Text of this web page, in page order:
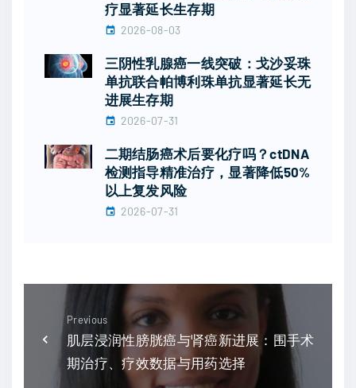
疗显著延长生存期
2026-08-03
三阴性乳腺癌一线突破：戈沙妥珠
单抗联合帕博利珠单抗显著延长无
进展生存期
2026-07-31
二期结肠癌术后要化疗吗？ctDNA
检测指导精准治疗，显著降低50%
以上复发风险
2026-07-31
Previous
肌层浸润性膀胱癌与肾癌新进展：围手术
期治疗、疗效数据与用药选择